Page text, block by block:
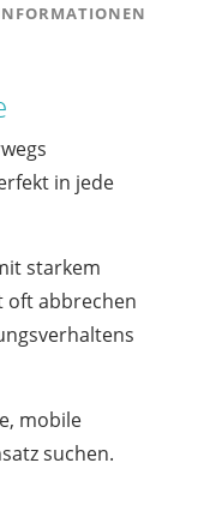
in jede
starkem
oft abbrechen
mobile
suchen.